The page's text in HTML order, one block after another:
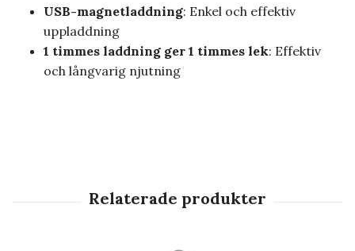
USB-magnetladdning: Enkel och effektiv
uppladdning
1 timmes laddning ger 1 timmes lek: Effektiv
och långvarig njutning